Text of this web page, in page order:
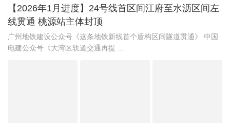
【2026年1月进度】24号线首区间江府至水沥区间左
线贯通 桃源站主体封顶
广州地铁建设公众号《这条地铁新线首个盾构区间隧道贯通》 中国
电建公众号《大湾区轨道交通再提 ...